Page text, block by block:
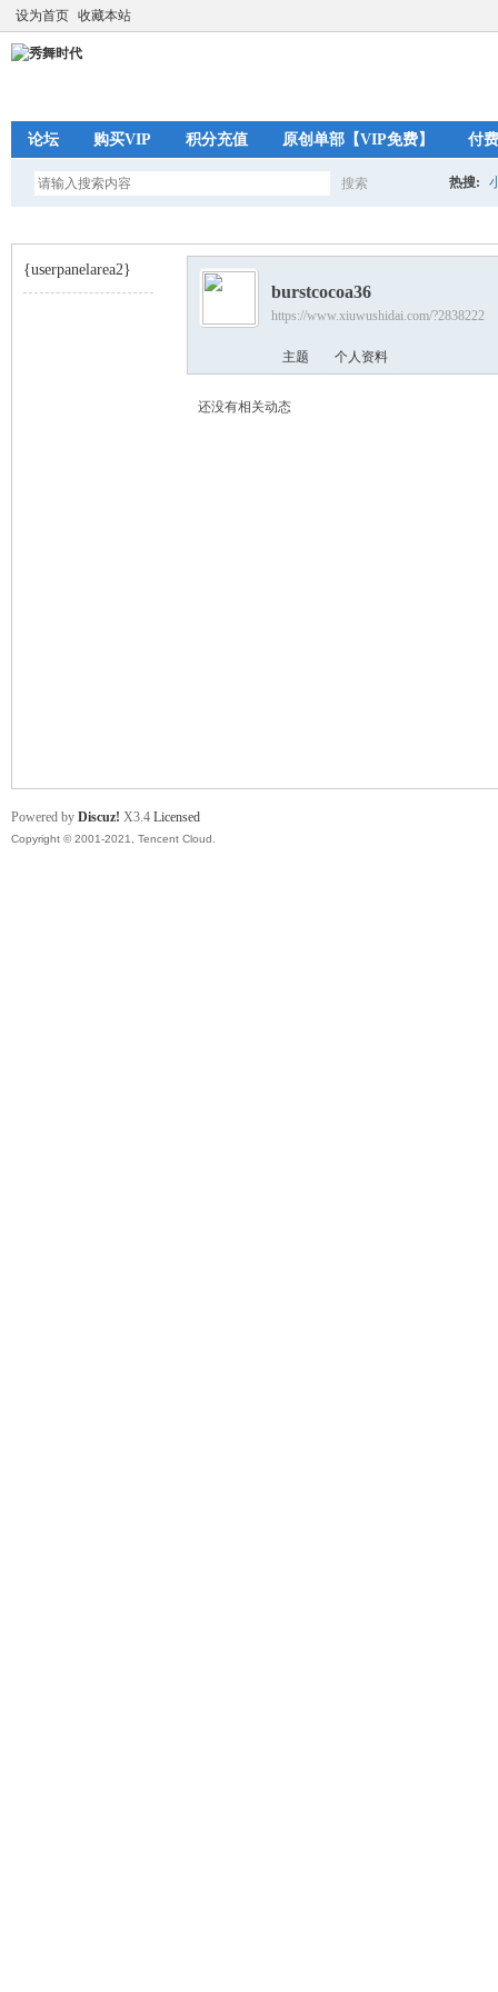
设为首页 收藏本站
论坛 购买VIP 积分充值 原创单部【VIP免费】 付
搜索
索
热搜:
{userpanelarea2}
burstcocoa36
https://www.xiuwushidai.com/?2838222
主题 个人资料
还没有相关动态
Powered by Discuz! X3.4 Licensed
Copyright © 2001-2021, Tencent Cloud.